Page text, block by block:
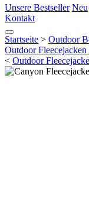
Unsere Bestseller Neu
Kontakt
Startseite > Outdoor
Outdoor
< Outdoor